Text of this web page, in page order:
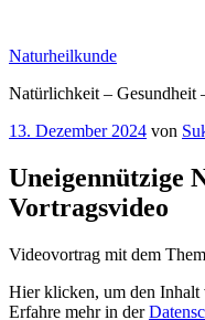
springen
Naturheilkunde
Natürlichkeit – Gesundheit
Veröffentlicht
13. Dezember 2024 von
Uneigennützige
Vortragsvideo
Videovortrag mit dem
„Uneigennützige
Nächstenliebe“
Hier klicken, um den Inhalt
Erfahre mehr in der